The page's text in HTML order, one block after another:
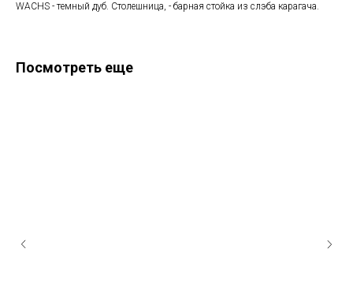
WACHS - темный дуб. Столешница, - барная стойка из слэба карагача.
Посмотреть еще